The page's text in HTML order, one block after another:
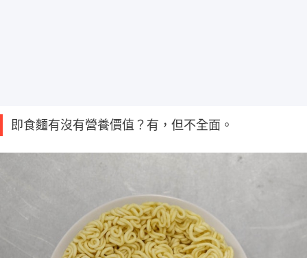
即食麵有沒有營養價值？有，但不全面。